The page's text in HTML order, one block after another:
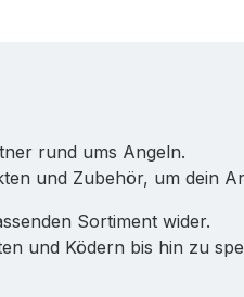
rund ums Angeln.
und Zubehör, um dein
Sortiment wider.
und Ködern bis hin zu